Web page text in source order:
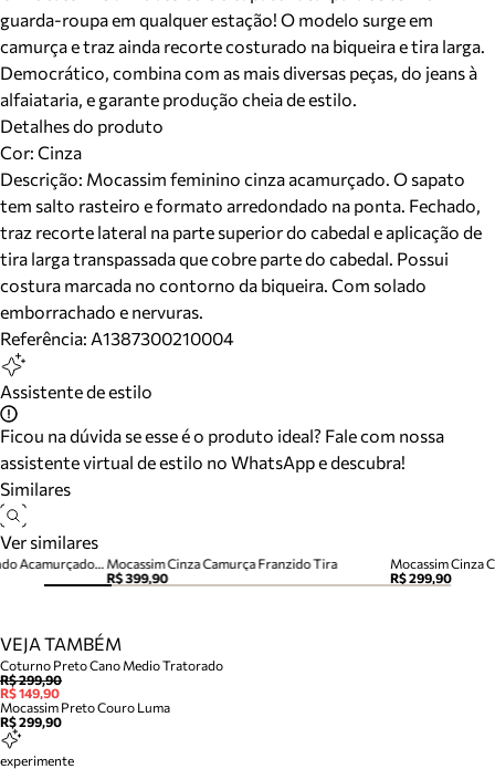
guarda-roupa em qualquer estação! O modelo surge em
camurça e traz ainda recorte costurado na biqueira e tira larga.
Democrático, combina com as mais diversas peças, do jeans à
alfaiataria, e garante produção cheia de estilo.
Detalhes do produto
Cor: Cinza
Descrição: Mocassim feminino cinza acamurçado. O sapato
tem salto rasteiro e formato arredondado na ponta. Fechado,
traz recorte lateral na parte superior do cabedal e aplicação de
tira larga transpassada que cobre parte do cabedal. Possui
costura marcada no contorno da biqueira. Com solado
emborrachado e nervuras.
Referência: A1387300210004
Assistente de estilo
Ficou na dúvida se esse é o produto ideal? Fale com nossa
assistente virtual de estilo no WhatsApp e descubra!
Similares
Ver similares
Mocassim Cinza Camurça Franzido Tira
R$ 399,90
Mocassim Cinza
R$ 299,90
Mocassim Marrom Bico Redondo Acamurçado Franjas
VEJA TAMBÉM
Coturno Preto Cano Medio Tratorado
R$ 299,90
R$ 149,90
Mocassim Preto Couro Luma
R$ 299,90
experimente